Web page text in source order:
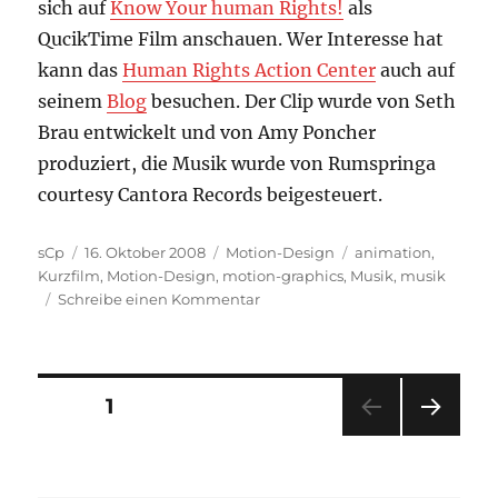
sich aufKnow Your human Rights! als
QucikTime Film anschauen. Wer Interesse hat
kann dasHuman Rights Action Center auch auf
seinemBlog besuchen. Der Clip wurde von Seth
Brau entwickelt und von Amy Poncher
produziert, die Musik wurde vonRumspringa
courtesy Cantora Records beigesteuert.
Autor
sCp
Veröffentlicht
am
16. Oktober 2008 Kategorien
Motion-Design Schlagwörter
animation,
Kurzfilm, Motion-Design, motion-graphics, Musik, musik
Schreibe einen Kommentarzu
Seitennummerierung
SEITE1